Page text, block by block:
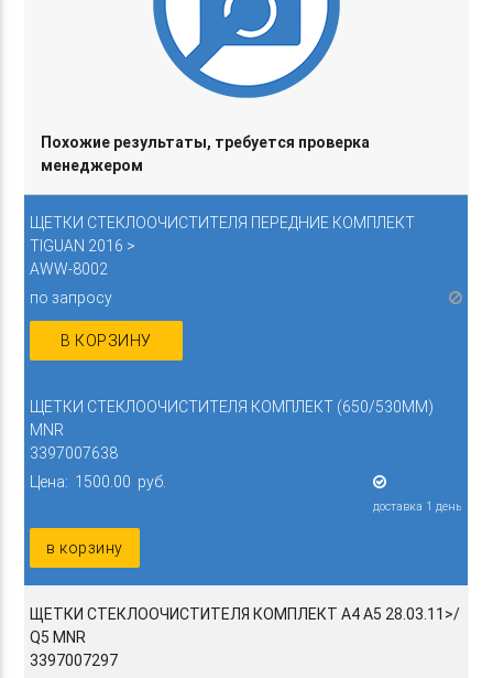
ЩЕТКИ СТЕКЛООЧИСТИТЕЛЯ ПЕРЕДНИЕ КОМПЛЕКТ
TIGUAN 2016 >
AWW-8002
по запросу
В КОРЗИНУ
Похожие результаты, требуется проверка
менеджером
ЩЕТКИ СТЕКЛООЧИСТИТЕЛЯ КОМПЛЕКТ (650/530ММ)
MNR
3397007638
Цена: 1500.00 руб.
доставка 1 день
в корзину
ЩЕТКИ СТЕКЛООЧИСТИТЕЛЯ КОМПЛЕКТ A4 A5 28.03.11>/
Q5 MNR
3397007297